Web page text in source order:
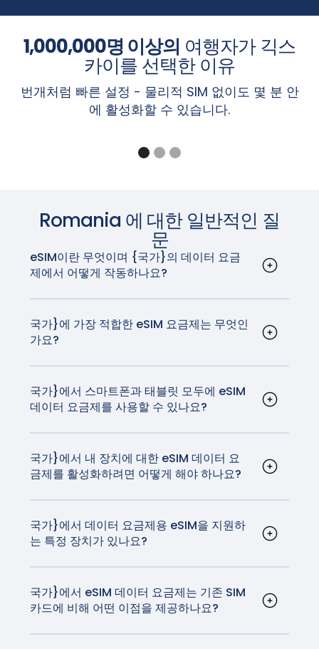
다. 홍콩 및 마카오에서는 일부 iPhone 모델에 eSIM이 제공
됩니다.
설정 > 셀룰러화면에서 'eSIM 추가 ' 옵션이 표시되
면 iPhone이 eSIM을 지원하는 것입니다.
참고: 설정 > 일반 > 정보 화면의 '이동 통신사 잠금' 섹션에
iPad Pro 12.9인치(3~6세대) Wi-Fi + 셀룰러
iPad Pro 11인치(M4) Wi-Fi + 셀룰러*
iPad Pro 11인치(1~4세대) Wi-Fi + 셀룰러
iPad Air 13인치(M2) Wi-Fi + 셀룰러*
iPad Air 11인치(M2) Wi-Fi + 셀룰러*
iPad Air(3~5세대) Wi-Fi + 셀룰러
iPad mini(5세대 및 6세대) Wi-Fi + 셀룰러
iPad(7~10세대) Wi-Fi + 셀룰러
* iPad Pro(M4) Wi-Fi + 셀룰러 및 iPad Air(M2) Wi-Fi +
셀룰러 모델은 eSIM으로 활성화되며 실제 SIM 카드가 없습
니다.
울트라, 갤럭시 S21/S21+/S21 울트라, 갤럭시
S20/S20+/S20 울트라, 갤럭시 S20/S20+/S20 울
갤럭시 Z 폴드7 / 플립7, 갤럭시 Z 폴드6 / 플립6,
갤럭시 Z 폴드5 / Z 플립5, 갤럭시 Z 폴드4 / 플립
4, 갤럭시 Z 폴드3 / 플립3, 갤럭시 Z 폴드2, 갤럭시
갤럭시 노트20 / 노트20 울트라
갤럭시 탭 S10+/S10 울트라, 갤럭시 탭 S9/S9+/S9
울트라, 갤럭시 탭 S9 FE/S9 FE+, 갤럭시 탭 액티브
5
참고: 배송 국가에 따라 위에 나열된 단말기라도 eSIM이 지
원되지 않을 수 있습니다. 사용 중인 디바이스가 해당 지역에
서 이 기능을 지원하는지 제조업체에 문의하세요.
Pixel 8, 8a, 8 Pro
Pixel 7, 7a, 7 Pro
Pixel Fold
Pixel 6, 6a, 6 Pro
Pixel 5, 5a
의 Pixel 3a는 eSIM과 호환되지 않습니다.)
음).
Pixel 2, Pixel 2 XL(Google Fi 서비스로 구매한 휴
대전화에 한함)
eSIM과 함께 작동하지 않습니다.
Planet Cosmo Communicator
Planet Gemini PDA - 4G+WiFi
Rakuten Mini, 빅, 빅-S, 핸드, 핸드 5G
Sharp Aquos Sense6s, Aquos Wish
Sony Xperia 1 IV, Xperia 10 III Lite, Xperia 10 IV
1,000,000명 이상의 여행자가 긱스
카이를 선택한 이유
번개처럼 빠른 설정 - 물리적 SIM 없이도 몇 분 안
에 활성화할 수 있습니다.
Romania 에 대한 일반적인 질
문
eSIM이란 무엇이며 {국가}의 데이터 요금
제에서 어떻게 작동하나요?
일 데이터 요금제를 활성화할 수 있습니다. 국가}에
서는 다양한 이동 통신사에서 eSIM을 지원합니다.
습니다. 요즘 새로 구입하는 거의 모든 휴대폰에는
eSIM 기술이 탑재되어 있습니다.
국가}에 가장 적합한 eSIM 요금제는 무엇인
가요?
술을 사용하며, 현지 요금보다 훨씬 저렴한 가격으로
가장 빠르고 안정적인 네트워크에서 서핑을 즐길 수
국가}에서 스마트폰과 태블릿 모두에 eSIM
데이터 요금제를 사용할 수 있나요?
양한 기기에서 사용할 수 있습니다. 호환되는 전체
디바이스 목록은여기에서확인할 수 있습니다.
국가}에서 내 장치에 대한 eSIM 데이터 요
금제를 활성화하려면 어떻게 해야 하나요?
Android 활성화 지침은여기에서확인할 수 있습니
다.
국가}에서 데이터 요금제용 eSIM을 지원하
는 특정 장치가 있나요?
또한 일부 태블릿과 스마트워치도 호환됩니다.
국가}에서 eSIM 데이터 요금제는 기존 SIM
카드에 비해 어떤 이점을 제공하나요?